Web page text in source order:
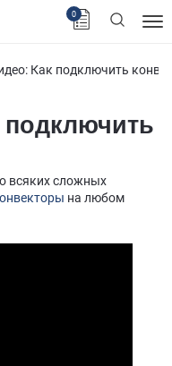
0
Как подключить
всяких сложных
на любом